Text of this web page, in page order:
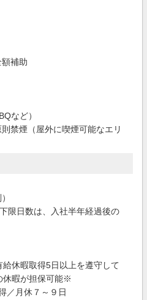
補助
など）
禁煙（屋外に喫煙可能なエリ
限日数は、入社半年経過後の
休暇取得5日以上を遵守して
休暇が担保可能※
／月休７～９日